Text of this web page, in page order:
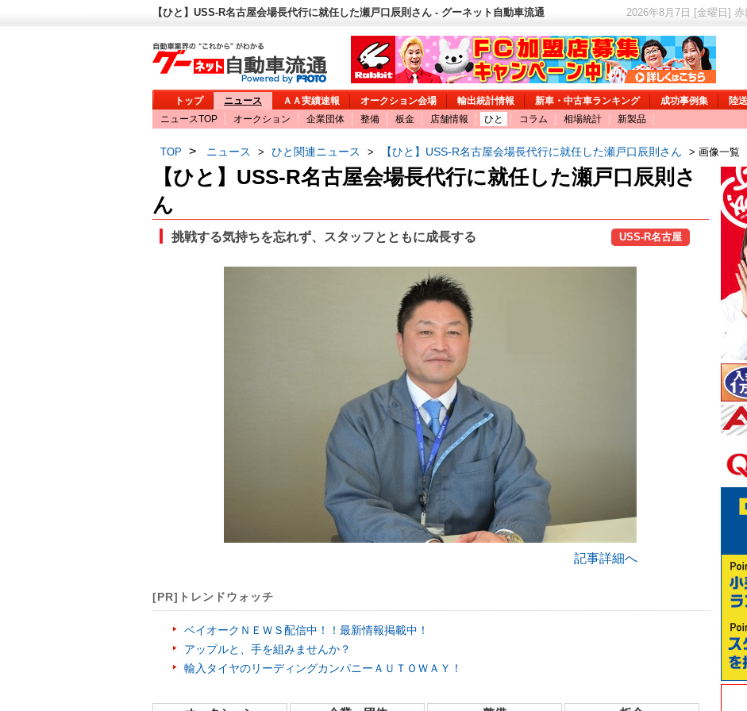
【ひと】USS-R名古屋会場長代行に就任した瀬戸口辰則さん - グーネット自動車流通 2026年8月7日 [金曜日] 赤
トップ ニュース ＡＡ実績速報 オークション会場 輸出統計情報 新車・中古車ランキング 成功事例集 陸
ニュースTOP
オークション 企業団体 整備 板金 店舗情報 ひと コラム 相場統計 新製品
TOP > ニュース > ひと関連ニュース > 【ひと】USS-R名古屋会場長代行に就任した瀬戸口辰則さん > 画像一覧
【ひと】USS-R名古屋会場長代行に就任した瀬戸口辰則さ
ん
挑戦する気持ちを忘れず、スタッフとともに成長する USS-R名古屋
記事詳細へ
[PR]トレンドウォッチ
ベイオークＮＥＷＳ配信中！！最新情報掲載中！
アップルと、手を組みませんか？
輸入タイヤのリーディングカンパニーＡＵＴＯＷＡＹ！